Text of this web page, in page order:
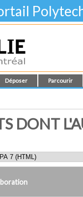
Déposer Parcourir
DONT